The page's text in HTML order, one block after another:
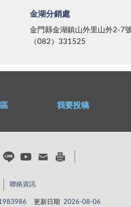
金湖分銷處
金門縣金湖鎮山外里山外2-7
（082）331525
我要投稿
聯絡資訊
更新日期 2026-08-06